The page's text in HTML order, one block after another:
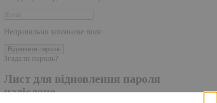
Неправильно заповнене поле
Відновити пароль
Згадали пароль?
Лист для відновлення пароля
надіслано.